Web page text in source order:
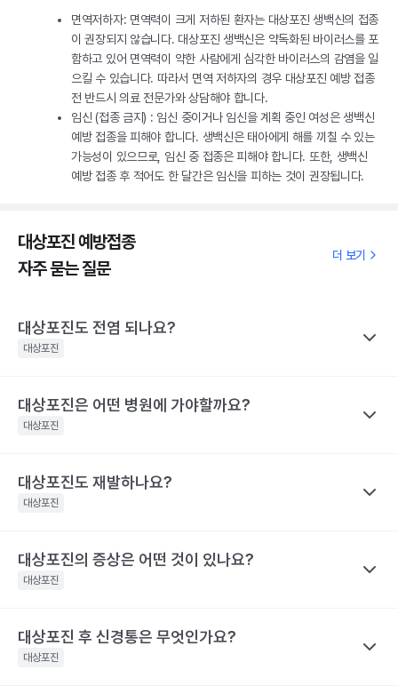
면역저하자: 면역력이 크게 저하된 환자는 대상포진 생백신의 접종
이 권장되지 않습니다. 대상포진 생백신은 약독화된 바이러스를 포
함하고 있어 면역력이 약한 사람에게 심각한 바이러스의 감염을 일
으킬 수 있습니다. 따라서 면역 저하자의 경우 대상포진 예방 접종
전 반드시 의료 전문가와 상담해야 합니다.
임신 (접종 금지) : 임신 중이거나 임신을 계획 중인 여성은 생백신
예방 접종을 피해야 합니다. 생백신은 태아에게 해를 끼칠 수 있는
가능성이 있으므로, 임신 중 접종은 피해야 합니다. 또한, 생백신
예방 접종 후 적어도 한 달간은 임신을 피하는 것이 권장됩니다.
대상포진 예방접종
자주 묻는 질문
더 보기
대상포진도 전염 되나요?
대상포진
나만의닥터
대상포진이 특정 바이러스에 의해 유발된다고 하니 혹시 대상포진
수두는 비말을 통해 호흡기로 전염될 수 있고, 수포 진물을 접촉해도
전파될 수 있으므로 주의가 필요해요.
기 어려운 이유는 수포(물집) 때문이에요. 수포 안에는 활성화된 바
이러스가 들어 있기 때문에 만약 수포를 건드려 터트리면 이를 통해
한편, 대상포진 병변이 초기 단계인 발진 상태이거나 수포가 가라앉
아 딱지가 생긴 상태라면 전염 가능성은 거의 없어요.
대상포진은 어떤 병원에 가야할까요?
대상포진
나만의닥터
대상포진은 치료가 되고 난 후에도 통증이 지속되거나 후유증이 동
눈 주위에 난 대상포진 : 안과, 피부과, 통증의학과
등에 난 대상포진 : 피부과 및 통증의학과
해당 콘텐츠는 질환 지식 제공을 위해 만들어 진 것으로, 진료 행위 유도 및 특정 의약품
을 권유하지 않습니다.
대상포진도 재발하나요?
대상포진
나만의닥터
네. 대상포진도 재발할 수 있어요. 실제로 해외에는 대상포진이 세
재발했다고 해요. 대상포진의 재발 확률은 대상포진의 통증 지속시
간과 관련이 깊어요. 30일 이상 대상포진 통증이 지속된 사람은 그
대상포진의 증상은 어떤 것이 있나요?
대상포진
나만의닥터
대상포진 후 신경통은 무엇인가요?
대상포진